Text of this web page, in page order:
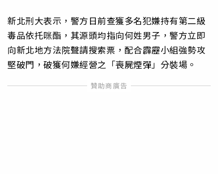
新北刑大表示，警方日前查獲多名犯嫌持有第二級
毒品依托咪酯，其源頭均指向何姓男子，警方立即
向新北地方法院聲請搜索票，配合霹靂小組強勢攻
堅破門，破獲何嫌經營之「喪屍煙彈」分裝場。